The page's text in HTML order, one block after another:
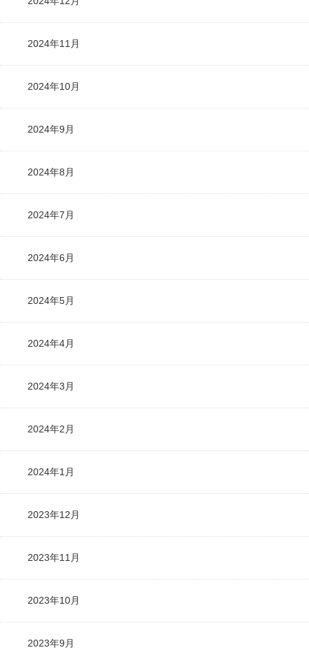
2024年11月
2024年10月
2024年9月
2024年8月
2024年7月
2024年6月
2024年5月
2024年4月
2024年3月
2024年2月
2024年1月
2023年12月
2023年11月
2023年10月
2023年9月